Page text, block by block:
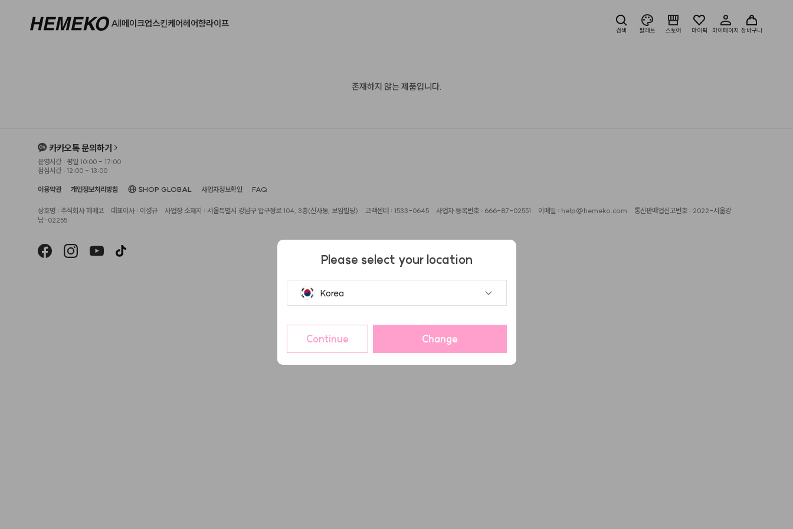
All메이크업스킨케어헤어향라이프
검색 팔레트 스토어 마이픽 마이페이지 장바구니
존재하지 않는 제품입니다.
카카오톡 문의하기
운영시간 : 평일 10:00 - 17:00
점심시간 : 12:00 - 13:00
이용약관 개인정보처리방침 SHOP GLOBAL 사업자정보확인 FAQ
상호명 : 주식회사 헤메코 대표이사 : 이성규 사업장 소재지 : 서울특별시 강남구 압구정로 104, 3층(신사동, 보암빌딩) 고객센터 : 1533-0645 사업자 등록번호 : 666-87-02551 이메일 : help@hemeko.com
통신판매업신고번호 : 2022-서울강
남-02255
Please select your location
Korea
Continue Change